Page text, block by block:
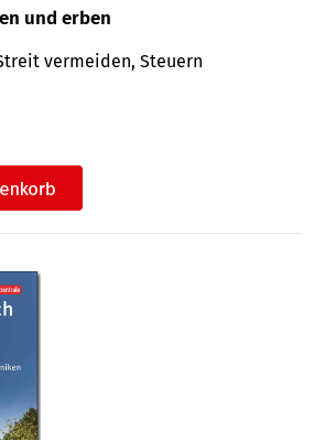
und erben
vermeiden, Steuern